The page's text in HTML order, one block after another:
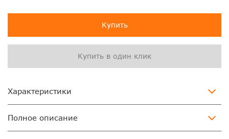
Купить
Купить в один клик
Характеристики
Полное описание